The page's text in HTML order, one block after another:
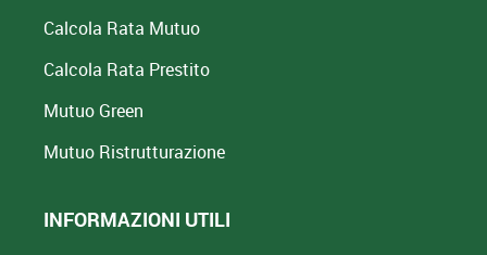
Calcola Rata Mutuo
Calcola Rata Prestito
Mutuo Green
Mutuo Ristrutturazione
INFORMAZIONI UTILI